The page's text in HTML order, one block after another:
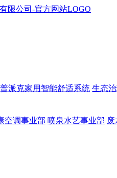
普派克家用智能舒适系统 生态
空调事业部 喷泉水艺事业部